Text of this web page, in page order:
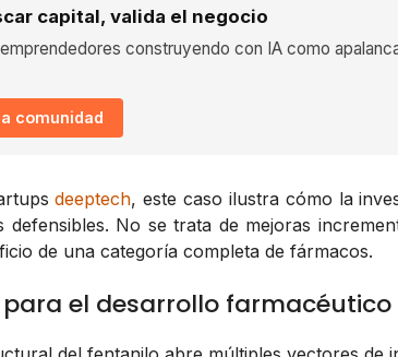
capital, valida el negocio
construyendo con IA como
comunidad
deeptech, este caso ilustra cómo la
defensibles. No se trata de mejoras
de una categoría completa de fármacos.
el desarrollo farmacéutico